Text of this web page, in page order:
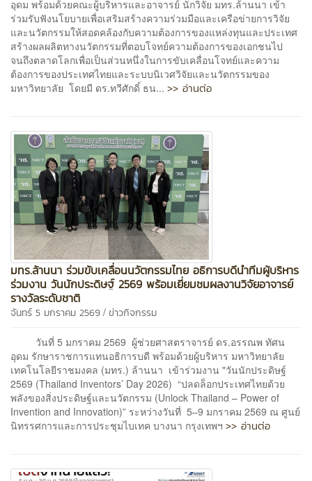
อุดม พร้อมด้วยคณะผู้บริหารและอาจารย์ นักวิจัย มทร.ล้านนา เข้า
ร่วมรับฟังนโยบายเพื่อเสริมสร้างความร่วมมือและเครือข่ายการวิจัย
และนวัตกรรมให้สอดคล้องกับความต้องการของแหล่งทุนและประเทศ
สร้างผลผลิตทางนวัตกรรมที่ตอบโจทย์ความต้องการของเอกชนไป
จนถึงตลาดโลกเพื่อเป็นส่วนหนึ่งในการขับเคลื่อนโจทย์และความ
ต้องการของประเทศไทยและระบบนิเวศวิจัยและนวัตกรรมของ
มหาวิทยาลัย โดยมี ดร.ทวีศักดิ์ ธน... >> อ่านต่อ
มทร.ล้านนา ร่วมขับเคลื่อนนวัตกรรมไทย อธิการบดีนำทีมผู้บริหาร
ร่วมงาน วันนักประดิษฐ์ 2569 พร้อมเยี่ยมชมผลงานวิจัยอาจารย์
รางวัลระดับชาติ
จันทร์ 5 มกราคม 2569 / ข่าวกิจกรรม
วันที่ 5 มกราคม 2569 ผู้ช่วยศาสตราจารย์ ดร.อรรณพ ทัศน
อุดม รักษาราชการแทนอธิการบดี พร้อมด้วยผู้บริหาร มหาวิทยาลัย
เทคโนโลยีราชมงคล (มทร.) ล้านนา เข้าร่วมงาน "วันนักประดิษฐ์
2569 (Thailand Inventors’ Day 2026) “ปลดล็อกประเทศไทยด้วย
พลังของสิ่งประดิษฐ์และนวัตกรรม (Unlock Thailand – Power of
Invention and Innovation)” ระหว่างวันที่ 5–9 มกราคม 2569 ณ ศูนย์
นิทรรศการและการประชุมไบเทค บางนา กรุงเทพฯ >> อ่านต่อ